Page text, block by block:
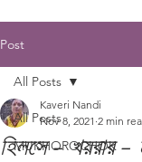
Post
All Posts
MUKHOROCHOK
All Posts
হিলসে - খয়রার -
Kaveri Nandi
Nov 8, 2021 2 min